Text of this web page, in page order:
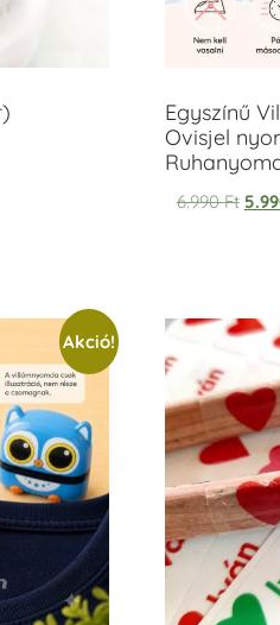
Egyszínű
Ovisjel
6.990Ft
Akció!